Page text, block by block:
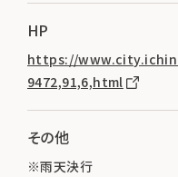
HP
https://
9472,91,6,html
その他
※雨天決行